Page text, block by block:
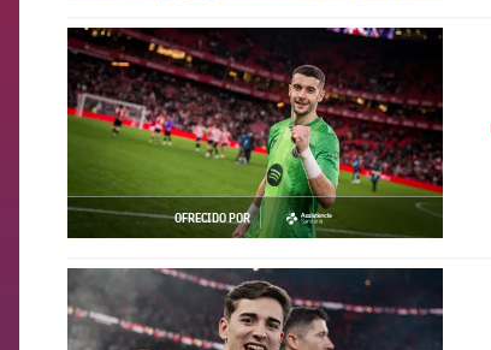
FCB Barcelona badge
OFRECIDO POR
asistencia
FCB Barcelona badge